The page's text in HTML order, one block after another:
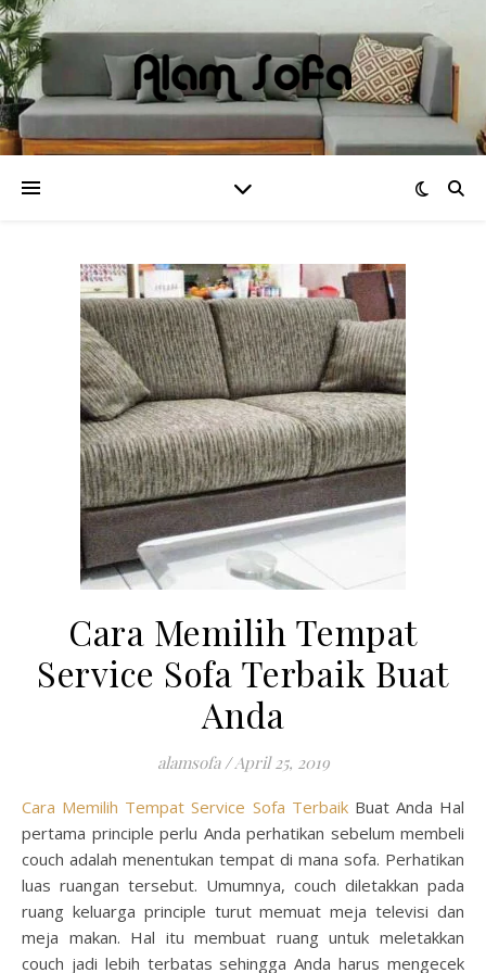
Cara Memilih Tempat
Service Sofa Terbaik Buat
Anda
alamsofa /April 25, 2019
Cara Memilih Tempat Service Sofa Terbaik Buat Anda Hal
pertama principle perlu Anda perhatikan sebelum membeli
couch adalah menentukan tempat di mana sofa. Perhatikan
luas ruangan tersebut. Umumnya, couch diletakkan pada
ruang keluarga principle turut memuat meja televisi dan
meja makan. Hal itu membuat ruang untuk meletakkan
couch jadi lebih terbatas sehingga Anda harus mengecek